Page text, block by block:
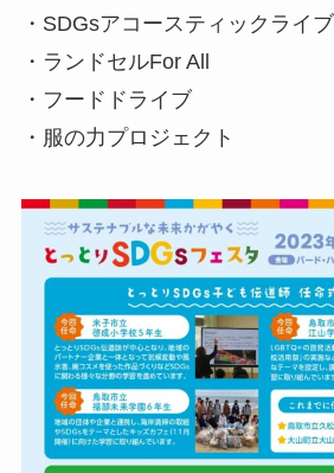
・SDGsアコースティックライブ
・ランドセルFor All
・フードドライブ
・服の力プロジェクト